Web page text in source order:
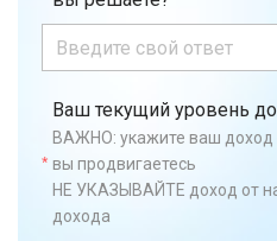
Ваш текущий уровень
ВАЖНО: укажите ваш доход
вы продвигаетесь
НЕ УКАЗЫВАЙТЕ доход от
дохода